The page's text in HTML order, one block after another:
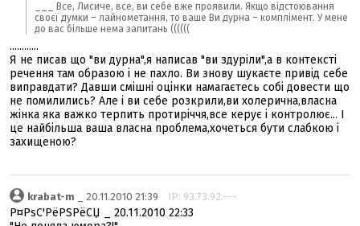
___ Все, Лисиче, все, ви себе вже проявили. Якщо відстоювання
своєї думки – лайнометання, то ваше Ви дурна – комплімент. У мене
до вас більше нема запитань ((((((
............
Я не писав що "ви дурна",я написав "ви здуріли",а в контексті
речення там образою і не пахло. Ви знову шукаєте привід себе
виправдати? Давши смішні оцінки намагаєтесь собі довести що
не помилились? Але і ви себе розкрили,ви холерична,власна
жінка яка важко терпить протиріччя,все керує і контролює... І
це найбільша ваша власна проблема,хочеться бути слабкою і
захищеною?
krabat-m _ 20.11.2010 21:39 IP: 93.73.92.---
Р¤РѕС'РёРЅРёСЏ _ 20.11.2010 22:33